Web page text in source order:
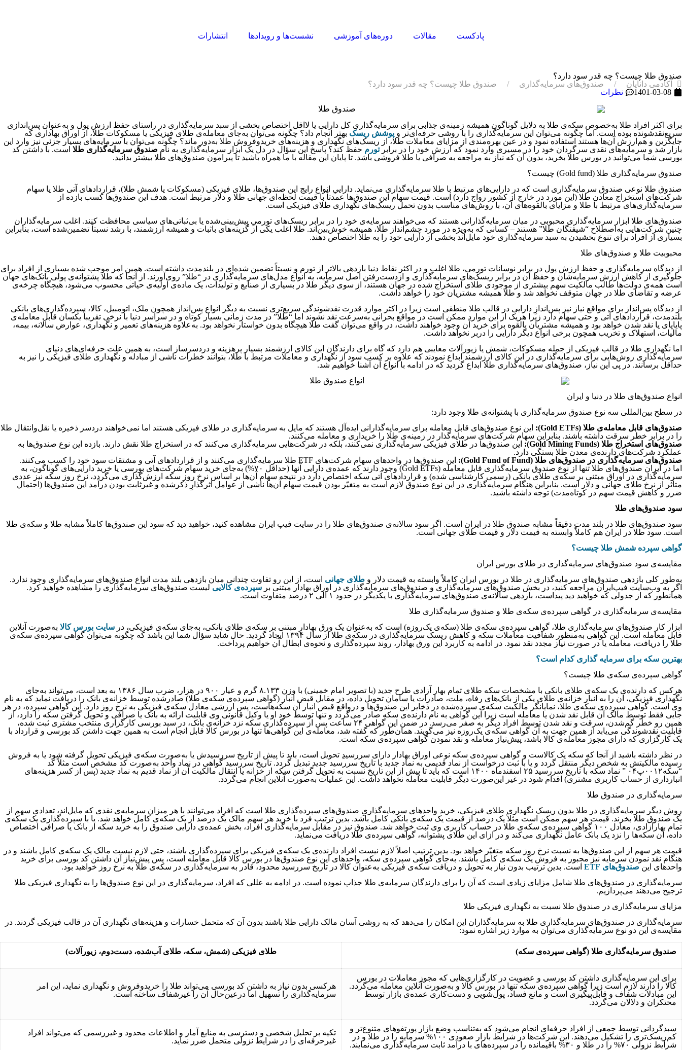
پادکست مقالات دوره‌های آموزشی نشست‌ها و رویدادها انتشارات
صندوق‌ طلا چیست؟ چه قدر سود دارد؟
آکادمی دانایان
صندوق‌های سرمایه‌گذاری
صندوق‌ طلا چیست؟ چه قدر سود دارد؟
1401-03-08
نظرات
برای اکثر افراد طلا به‌خصوص سکه‌ی طلا به دلایل گوناگون همیشه زمینه‌ی جذابی برای سرمایه‌گذاری کل دارایی یا لااقل اختصاص بخشی از سبد سرمایه‌گذاری در راستای حفظ ارزش پول و به‌عنوان پس‌اندازی
سریع‌نقد‌شونده بوده است. اما چگونه می‌توان این سرمایه‌گذاری را با روشی حرفه‌ای‌تر و پوشش ریسک بهتر انجام داد؟ چگونه می‌توان به‌جای معامله‌ی طلای فیزیکی یا مسکوکات طلا، از اوراق بهاداری که
جایگزین و هم‌ارزش آن‌ها هستند استفاده نمود و در عین بهره‌مندی از مزایای معاملات طلا، از ریسک‌های نگهداری و هزینه‌های خریدوفروش طلا به‌دور ماند؟ چگونه می‌توان با سرمایه‌های بسیار جزئی نیز وارد این
بازار شد و سرمایه‌های نقدی سرگردان خود را در مسیری وارد نمود که ارزش خود را در برابرتورم حفظ کند؟ پاسخ این سؤال در دل یک ابزار سرمایه‌گذاری به نام صندوق سرمایه‌گذاری طلا است. با داشتن کد
بورسی شما می‌توانید در بورس طلا بخرید، بدون آن که نیاز به مراجعه به صرافی یا طلا فروشی باشد. تا پایان این مقاله با ما همراه باشید تا پیرامون صندوق‌های طلا بیشتر بدانید.
صندوق سرمایه‌گذاری طلا (Gold fund) چیست؟
صندوق طلا نوعی صندوق سرمایه‌گذاری است که در دارایی‌های مرتبط با طلا سرمایه‌گذاری می‌نماید. داراییِ انواع رایج این صندوق‌ها، طلای فیزیکی (مسکوکات یا شمش طلا)، قراردادهای آتی طلا یا سهام
شرکت‌های استخراج معادن طلا (این مورد در خارج از کشور رواج دارد) است. قیمت سهام این صندوق‌ها عمدتاً با قیمت لحظه‌ای جهانی طلا و دلار مرتبط است. هدف این صندوق‌ها کسب بازده از
سرمایه‌گذاری‌های مرتبط با طلا و مزایای بالقوه‌های آن، با روش‌های مناسب بدون تحمل ریسک‌های نگهداری طلای فیزیکی است.
صندوق‌های طلا ابزار سرمایه‌گذاری محبوبی در میان سرمایه‌گذارانی هستند که می‌خواهند سرمایه‌ی خود را در برابر ریسک‌های تورمیِ پیش‌بینی‌شده یا بی‌ثباتی‌های سیاسی محافظت کنند. اغلب سرمایه‌گذاران
چنین شرکت‌هایی به‌اصطلاح “شیفتگان طلا” هستند – کسانی که به‌ویژه در مورد چشم‌انداز طلا، همیشه خوش‌بین‌اند. طلا اغلب یکی از گزینه‌های باثبات و همیشه ارزشمند، با رشد نسبتاً تضمین‌شده است، بنابراین
بسیاری از افراد برای تنوع بخشیدن به سبد سرمایه‌گذاری خود مایل‌اند بخشی از دارایی خود را به طلا اختصاص دهند.
محبوبیت طلا و صندوق‌‌های طلا
از دیدگاه سرمایه‌گذاری و حفظ ارزش پول در برابر نوسانات تورمی، طلا اغلب و در اکثر نقاط دنیا بازدهی بالاتر از تورم و نسبتاً تضمین شده‌ای در بلندمدت داشته است. همین امر موجب شده بسیاری از افراد برای
جلوگیری از کاهش ارزش سرمایه‌شان و حفظ آن در برابر ریسک‌های سرمایه‌گذاری و ازدست‌رفتن اصل سرمایه، به انواع مدل‌های سرمایه‌گذاری در “طلا” روی‌آورند. از آنجا که طلا پشتوانه‌ی پولی بانک‌های جهان
است همه‌ی دولت‌ها طالب مالکیت سهم بیشتری از موجودی طلای استخراج شده در جهان هستند، از سوی دیگر طلا در بسیاری از صنایع و تولیدات، یک ماده‌ی اولیه‌ی حیاتی محسوب می‌شود، هیچگاه چرخه‌ی
عرضه و تقاضای طلا در جهان متوقف نخواهد شد و طلا همیشه مشتریان خود را خواهد داشت.
از دیدگاه پس‌انداز برای مواقع نیاز نیز پس‌اندازِ دارایی در قالب طلا منطقی است زیرا در اکثر موارد قدرت نقدشوندگی سریع‌تری نسبت به دیگر انواع پس‌انداز همچون ملک، اتومبیل، کالا، سپرده‌گذاری‌های بانکی
بلندمدت، قراردادهای آتی و حتی سهام دارد زیرا هریک از این موارد ممکن است در مواقع بحرانی به‌سرعت نقد نشوند اما “طلا” در مدت زمانی بسیار کوتاه و در سراسر دنیا با نرخی تقریباً یکسان قابل معامله‌ی
پایاپای یا نقد شدن خواهد بود و همیشه مشتریان بالقوه برای خرید آن وجود خواهند داشت، در واقع می‌توان گفت طلا هیچگاه بدون خواستار نخواهد بود. به‌علاوه هزینه‌های تعمیر و نگهداری، عوارض سالانه، بیمه،
مالیات، استهلاک و تخریب همچون برخی انواع دیگر دارایی را دربر نخواهد داشت.
اما نگهداری طلا در قالب فیزیکی از جمله مسکوکات، شمش یا زیورآلات معایبی هم دارد که گاه برای دارندگان این کالای ارزشمند بسیار پرهزینه و دردسرساز است، به همین علت حرفه‌ای‌های دنیای
سرمایه‌گذاری روش‌هایی برای سرمایه‌گذاری در این کالای ارزشمند ابداع نمودند که علاوه بر کسب سود از نگهداری و معاملات مرتبط با طلا، بتوانند خطرات ناشی از مبادله و نگهداری طلای فیزیکی را نیز به
حداقل برسانند. در پی این نیاز، صندوق‌های سرمایه‌گذاری طلا ابداع گردید که در ادامه با انواع آن آشنا خواهیم شد.
انواع صندوق‌های طلا در دنیا و ایران
در سطح بین‌المللی سه نوع صندوق سرمایه‌گذاری با پشتوانه‌ی طلا وجود دارد:
صندوق‌های قابل معامله‌ی طلا (Gold ETFs):
این نوع صندوق‌های قابل معامله برای سرمایه‌گذارانی ایده‌آل هستند که مایل به سرمایه‌گذاری در طلای فیزیکی هستند اما نمی‌خواهند دردسر ذخیره یا نقل‌وانتقال طلا
را در برابر خطر سرقت داشته باشند. بنابراین سهام شرکت‌های سرمایه‌گذار در زمینه‌ی طلا را خریداری و معامله می‌کنند.
صندوق‌های استخراج طلا (Gold Mining Funds):
این صندوق‌ها در طلای فیزیکی سرمایه‌گذاری نمی‌کنند، بلکه در شرکت‌هایی سرمایه‌گذاری می‌کنند که در استخراج طلا نقش دارند. بازده این نوع صندوق‌ها به
عملکرد شرکت‌های دارنده‌ی معدن طلا بستگی دارد.
صندوق‌های سرمایه‌گذاری در صندوق‌های طلا (Gold Fund of Fund):
این صندوق‌ها در واحدهای سهام شرکت‌های ETF طلا سرمایه‌گذاری می‌کنند و از قراردادهای آتی و مشتقات سود خود را کسب می‌کنند.
اما در ایران صندوق‌های طلا تنها از نوع صندوق سرمایه‌گذاری قابل معامله (Gold ETFs) وجود دارند که عمده‌ی دارایی آنها (حداقل ۷۰%) به‌جای خرید سهام شرکت‌های بورسی یا خرید دارایی‌های گوناگون، به
سرمایه‌گذاری در اوراق مبتنی بر سکه‌ی طلای بانکی (رسمی کارشناسی شده) و قراردادهای آتی سکه اختصاص دارد در نتیجه سهام آن‌ها بر اساس نرخ روز سکه ارزش‌گذاری می‌گردد، نرخ روز سکه نیز عددی
متأثر از نرخ طلای جهانی و دلار است. بنابراین هنگام سرمایه‌گذاری در این نوع صندوق لازم است به متغیّر بودن قیمت سهام آن‌ها ناشی از عوامل اثرگذارِ ذکرشده و غیرثابت بودن درآمد این صندوق‌ها (احتمال
ضرر و کاهش قیمت سهم در کوتاه‌مدت) توجه داشته باشید.
سود صندوق‌های طلا
سود صندوق‌های طلا در بلند مدت دقیقاً مشابه صندوق طلا در ایران است. اگر سود سالانه‌ی صندوق‌های طلا را در سایت فیپ ایران مشاهده کنید، خواهید دید که سود این صندوق‌ها کاملاً مشابه طلا و سکه‌ی طلا
است. سود طلا در ایران هم کاملاً وابسته به قیمت دلار و قیمت طلای جهانی است.
گواهی سپرده شمش طلا چیست؟
مقایسه‌ی سود صندوق‌های سرمایه‌گذاری در طلای بورس ایران
به‌طور کلی بازدهی صندوق‌های سرمایه‌گذاری در طلا در بورس ایران کاملاً وابسته به قیمت دلار و طلای جهانی است، از این رو تفاوت چندانی میان بازدهی بلند مدت انواع صندوق‌های سرمایه‌گذاری وجود ندارد.
اگر به وب‌سایت فیپ‌ایران مراجعه کنید، در بخش صندوق‌های سرمایه‌گذاری و صندوق‌های سرمایه‌گذاری در اوراق بهادار مبتنی بر سپرده‌ی کالایی لیست صندوق‌های سرمایه‌گذاری را مشاهده خواهید کرد.
همانطور که از جدولی که خواهید دید پیداست، بازدهی سالانه‌ی صندوق‌های سرمایه‌گذاری با یکدیگر در حدود ‍۱ الی ۲ درصد متفاوت است.
مقایسه‌ی سرمایه‌گذاری در گواهی سپرده‌ی سکه‌ی طلا و صندوق سرمایه‌گذاری طلا
ابزار کار صندوق‌های سرمایه‌گذاری طلا، گواهی سپرده‌ی سکه‌ی طلا (سکه‌ی یک‌روزه) است که به‌عنوان یک ورق بهادارِ مبتنی بر سکه‌ی طلای بانکی، به‌جای سکه‌ی فیزیکی، در سایت بورس کالا به‌صورت آنلاین
قابل معامله است. این گواهی به‌منظور شفافیت معاملات سکه و کاهش ریسک سرمایه‌گذاری در سکه‌ی طلا از سال ۱۳۹۴ ایجاد گردید. حال شاید سؤال شما این باشد که چگونه می‌توان گواهی سپرده‌ی سکه‌ی
طلا را دریافت، معامله یا در صورت نیاز مجدد نقد نمود. در ادامه به کاربرد این ورق بهادار، روند سپرده‌گذاری و نحوه‌ی ابطال آن خواهیم پرداخت.
بهترین سکه برای سرمایه گذاری کدام است؟
گواهی سپرده‌ی سکه‌ی طلا چیست؟
هرکس که دارنده‌ی یک سکه‌ی طلای بانکی با مشخصات سکه طلای تمام بهار آزادی طرح جدید (با تصویر امام خمینی) با وزن ۸.۱۳۳ گرم و عیار ۹۰۰ در هزار، ضرب سال ۱۳۸۶ به بعد است، می‌تواند به‌جای
نگهداری فیزیکی، آن را به انبار خزانه‌ی طلای یکی از بانک‌های رفاه، ملت، صادرات یا سامان تحویل داده، در مقابل قبض انبار (گواهی سپرده‌ی سکه‌ی طلا) صادرشده توسط خزانه‌ی بانک را دریافت نماید که به نام
وی است. گواهی سپرده‌ی سکه‌ی طلا، نمایانگر مالکیت سکه‌ی سپرده‌شده در ذخایر این صندوق‌ها و درواقع قبض انبار آن سکه‌هاست، پس ارزشی معادل سکه‌ی فیزیکی به نرخ روز دارد. این گواهی سپرده، در هر
جایی فقط توسط مالک آن قابل نقد شدن یا معامله است زیرا این گواهی به نام دارنده‌ی سکه صادر می‌گردد و تنها توسط خود او یا وکیل قانونی وی قابلیت ارائه به بانک یا صرافی و تحویل گرفتن سکه را دارد، از
همین رو خطر گم‌شدن، سرقت و نقد شدن توسط افراد دیگر به صفر می‌رسد. در ضمن این گواهی ۲۴ ساعت پس از سپرده‌گذاری سکه نزد خزانه‌ی بانک، در سبد بورسی کارگزاری منتخب مشتری ثبت شده،
قابلیت نقدشوندگی می‌یابد از همین جهت به آن گواهی سکه‌ی یک‌روزه نیز می‌گویند. همان‌طور که گفته شد، معامله‌ی این گواهی‌ها تنها در بورس کالا قابل انجام است به همین جهت داشتن کد بورسی و قرارداد با
یک کارگزاری که دارای مجوز معامله‌ی کالا باشد، پیش‌نیاز معامله و نقد نمودن گواهی سپرده‌ی سکه است.
در نظر داشته باشید از آنجا که سکه یک کالاست و گواهی سپرده‌ی سکه نوعی اوراق بهادار دارای سررسیدِ تحویل است، باید تا پیش از تاریخ سررسیدش یا به‌صورت سکه‌ی فیزیکی تحویل گرفته شود یا به فروش
رسیده مالکیتش به شخص دیگر منتقل گردد و یا با ثبت درخواست از نماد قدیمی به نماد جدید با تاریخ سررسید جدید تبدیل گردد. تاریخ سررسید گواهی در نماد واحد به‌صورت کد مشخص است مثلاً کد
“سکه۰۰۱۲پ۰۴ ” نماد سکه با تاریخ سررسید ۲۵ اسفندماه ۱۴۰۰ است که باید تا پیش از این تاریخ نسبت به تحویل گرفتن سکه از خزانه یا انتقال مالکیت آن از نماد قدیم به نماد جدید (پس از کسر هزینه‌های
انبارداری از حساب کاربری مشتری) اقدام شود در غیر این‌صورت دیگر قابلیت معامله نخواهد داشت. این عملیات به‌صورت آنلاین انجام می‌گردد.
سرمایه‌گذاری در صندوق طلا
روش دیگر سرمایه‌گذاری در طلا بدون ریسک نگهداری طلای فیزیکی، خرید واحد‌های سرمایه‌گذاریِ صندوق‌های سپرده‌گذاری طلا است که افراد می‌توانند با هر میزان سرمایه‌ی نقدی که مایل‌اند، تعدادی سهم از
یک صندوق طلا بخرند. قیمت هر سهم ممکن است مثلاً یک درصد از قیمت یک سکه‌ی بانکی کامل باشد. بدین ترتیب فرد با خرید هر سهم مالک یک درصد از یک سکه‌ی کامل خواهد شد. یا با سپرده‌گذاری یک سکه‌ی
تمام بهارآزادی، معادل ۱۰۰ گواهی سپرده‌ی سکه‌ی طلا در حساب کاربری وی ثبت خواهد شد. صندوق نیز در مقابل سرمایه‌گذاری افراد، بخش عمده‌ی دارایی صندوق را به خرید سکه از بانک یا صرافی اختصاص
داده، آن سکه‌ها را نزد یک بانک عامل نگهداری می‌کند و در ازای این طلای پشتوانه، گواهی سپرده‌ی طلا دریافت می‌نماید.
قیمت هر سهم از این صندوق‌ها به نسبت نرخ روز سکه متغیّر خواهد بود. بدین ترتیب اصلاً لازم نیست افراد دارنده‌ی یک سکه‌ی فیزیکی برای سپرده‌گذاری باشند، حتی لازم نیست مالک یک سکه‌ی کامل باشند و در
هنگام نقد نمودن سرمایه نیز مجبور به فروش یک سکه‌ی کامل باشند. به‌جای گواهی سپرده‌ی سکه، واحدهای این نوع صندوق‌ها در بورس کالا قابل معامله است، پس پیش‌نیاز آن داشتن کد بورسی برای خرید
واحدهای این صندوق‌های ETF
است. بدین ترتیب بدون نیاز به تحویل و دریافت سکه‌ی فیزیکی به‌عنوان کالا در تاریخ سررسید محدود، قادر به سرمایه‌گذاری در سکه‌ی طلا به نرخ روز خواهید بود.
سرمایه‌گذاری در صندوق‌های طلا شامل مزایای زیادی است که آن را برای دارندگان سرمایه‌ی طلا جذاب نموده است. در ادامه به عللی که افراد، سرمایه‌گذاری در این نوع صندوق‌ها را به نگهداری فیزیکی طلا
ترجیح می‌دهند می‌پردازیم.
مزایای سرمایه‌گذاری در صندوق طلا نسبت به نگهداری فیزیکی طلا
سرمایه‌گذاری در صندوق‌های سرمایه‌گذاری طلا به سرمایه‌گذاران این امکان را می‌دهد که به روشی آسان مالک دارایی طلا باشند بدون آن که متحمل خسارات و هزینه‌های نگهداری آن در قالب فیزیکی گردند. در
مقایسه‌ی این دو نوع سرمایه‌گذاری می‌توان به موارد زیر اشاره نمود:
صندوق سرمایه‌گذاری طلا (گواهی سپرده‌ی سکه) طلای فیزیکی (شمش، سکه، طلای آب‌شده، دست‌دوم، زیورآلات)
برای این سرمایه‌گذاری داشتن کد بورسی و عضویت در کارگزاری‌هایی که مجوز معاملات در بورس
کالا را دارند لازم است زیرا گواهی سپرده‌ی سکه تنها در بورس کالا و به‌صورت آنلاین معامله می‌گردد.
این مبادلات شفاف و قابل‌پیگیری است و مانع فساد، پول‌شویی و دست‌کاری عمده‌ی بازار توسط
محتکران و دلالان می‌گردد.
هرکسی بدون نیاز به داشتن کد بورسی می‌تواند طلا را خریدوفروش و نگهداری نماید، این امر
سرمایه‌گذاری را تسهیل اما درعین‌حال آن را غیرشفاف ساخته است.
سبدگردانی توسط جمعی از افراد حرفه‌ای انجام می‌شود که به‌تناسب وضع بازار پورتفوهای متنوع‌تر و
کم‌ریسک‌تری را تشکیل می‌دهند. این شرکت‌ها در شرایط بازار صعودی ۱۰۰% سرمایه را در طلا و در
شرایط نزولی ۷۰% را در طلا و ۳۰% باقیمانده را در سپرده‌های با درآمد ثابت سرمایه‌گذاری می‌نمایند.
تکیه بر تحلیل شخصی و دسترسی به منابع آمار و اطلاعات محدود و غیررسمی که می‌تواند افراد
غیرحرفه‌ای را در شرایط نزولی متحمل ضرر نماید.